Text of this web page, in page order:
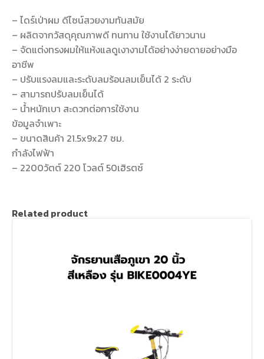
– ไดร์เป่าผม ดีไซน์สวยงามทันสมัย
– ผลิตจากวัสดุคุณภาพดี ทนทาน ใช้งานได้ยาวนาน
– จัดแต่งทรงผมให้แห้งแลดูเงางามได้อย่างง่ายดายอย่างมือ
อาชีพ
– ปรับแรงลมและระดับลมร้อนลมเย็นได้ 2 ระดับ
– สามารถปรับลมเย็นได้
– น้ำหนักเบา สะดวกต่อการใช้งาน
ข้อมูลจำเพาะ
– ขนาดสินค้า 21.5x9x27 ซม.
กำลังไฟฟ้า
– 2200วัตต์ 220 โวลต์ 50เฮิรตซ์
Related product